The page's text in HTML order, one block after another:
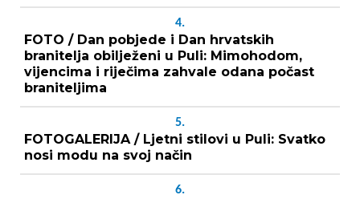
4.
FOTO / Dan pobjede i Dan hrvatskih
branitelja obilježeni u Puli: Mimohodom,
vijencima i riječima zahvale odana počast
braniteljima
5.
FOTOGALERIJA / Ljetni stilovi u Puli: Svatko
nosi modu na svoj način
6.